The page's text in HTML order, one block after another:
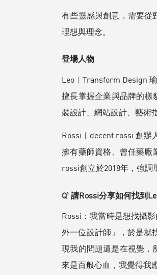
有些靈感與創意，需要從
理想與理念。
登場人物
Leo︱Transform Design
擅長掌握企業與品牌的樣
裝設計、網站設計、藝術
Rossi︱decent rossi 創辦
擁有藥師資格、曾任藥廠
rossi創立於2018年，強調
Q¹ 請Rossi分享如何找到
Rossi：我當時是想找攝
外一位設計師」，於是就
現我的問題還是在視覺，
來是百般心血，我覺得我